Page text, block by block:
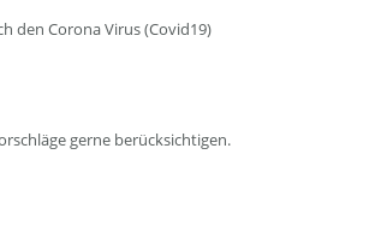
den Corona Virus (Covid19)
gerne berücksichtigen.